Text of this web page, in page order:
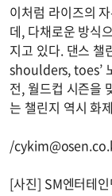
이처럼 라이즈의
데, 다채로운 방식
지고 있다. 댄스 챌
shoulders, toes’
전, 월드컵 시즌을
는 챌린지 역시 화
/
[사진] SM엔터테